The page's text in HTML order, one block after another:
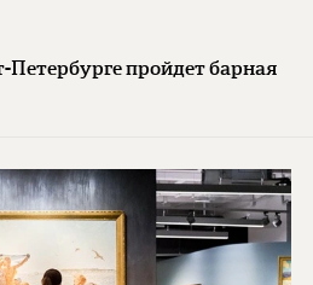
Петербурге пройдет барная